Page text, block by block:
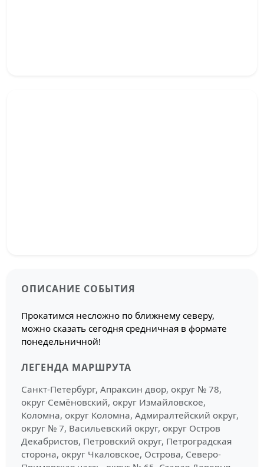
ОПИСАНИЕ СОБЫТИЯ
Прокатимся несложно по ближнему северу,
можно сказать сегодня средничная в формате
понедельничной!
ЛЕГЕНДА МАРШРУТА
Санкт-Петербург, Апраксин двор, округ № 78,
округ Семёновский, округ Измайловское,
Коломна, округ Коломна, Адмиралтейский округ,
округ № 7, Васильевский округ, округ Остров
Декабристов, Петровский округ, Петроградская
сторона, округ Чкаловское, Острова, Северо-